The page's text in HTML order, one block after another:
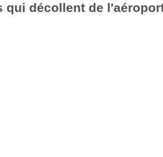
décollent de